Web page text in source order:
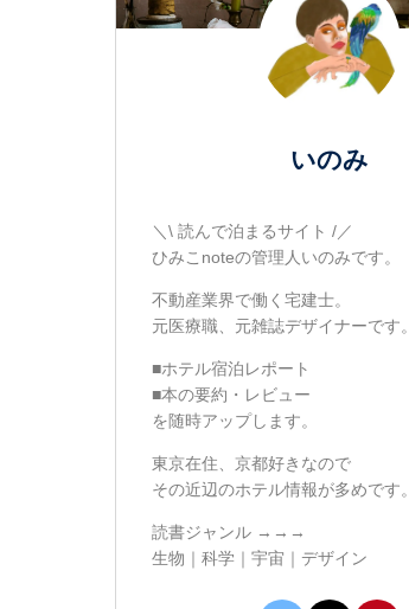
いのみ
＼\ 読んで泊まるサイト /／
ひみこnoteの管理人いのみです。
不動産業界で働く宅建士。
元医療職、元雑誌デザイナーです。
■ホテル宿泊レポート
■本の要約・レビュー
を随時アップします。
東京在住、京都好きなので
その近辺のホテル情報が多めです。
読書ジャンル →→→
生物｜科学｜宇宙｜デザイン